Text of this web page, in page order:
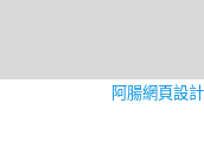
阿腸網頁設計